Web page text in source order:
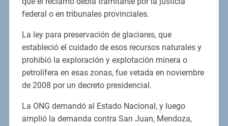
federal o en tribunales provinciales.
La ley para preservación de glaciares, que
estableció el cuidado de esos recursos naturales y
prohibió la exploración y explotación minera o
petrolífera en esas zonas, fue vetada en noviembre
de 2008 por un decreto presidencial.
La ONG demandó al Estado Nacional, y luego
amplió la demanda contra San Juan, Mendoza,